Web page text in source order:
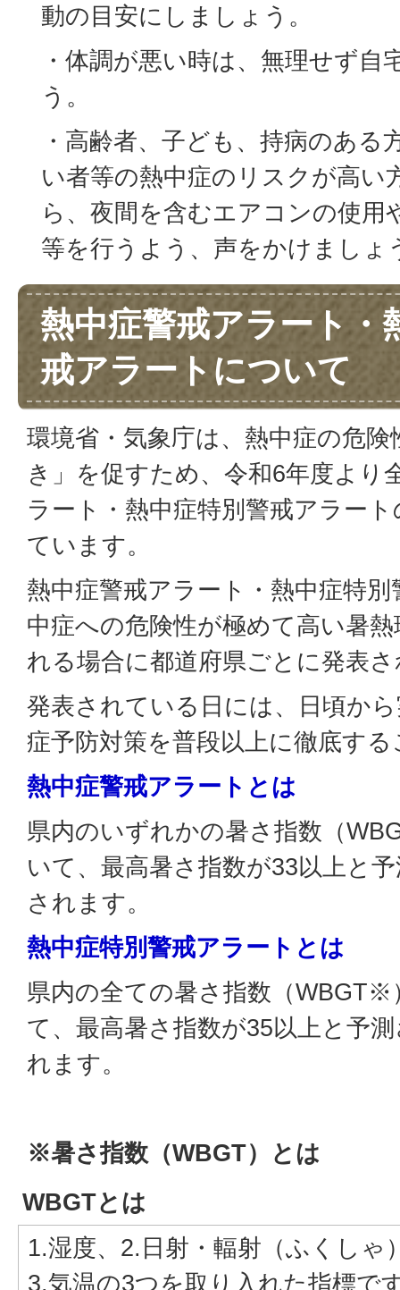
動の目安にしましょう。
・体調が悪い時は、無理せず自
う。
・高齢者、子ども、持病のある
い者等の熱中症のリスクが高い
ら、夜間を含むエアコンの使用
等を行うよう、声をかけましょ
熱中症警戒アラート・
戒アラートについて
環境省・気象庁は、熱中症の危
き」を促すため、令和6年度より
ラート・熱中症特別警戒アラー
ています。
熱中症警戒アラート・熱中症特
中症への危険性が極めて高い暑
れる場合に都道府県ごとに発表
発表されている日には、日頃か
症予防対策を普段以上に徹底す
熱中症警戒アラートとは
県内のいずれかの暑さ指数（
いて、最高暑さ指数が33以上と
されます。
熱中症特別警戒アラートとは
県内の全ての暑さ指数（WBGT※
て、最高暑さ指数が35以上と予
れます。
※暑さ指数（WBGT）とは
WBGTとは
1.湿度、2.日射・輻射（ふくしゃ
3.気温の3つを取り入れた指標で